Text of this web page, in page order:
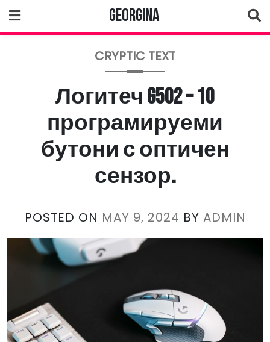
to
content
Georgina
CRYPTIC TEXT
Логитеч G502 – 10
програмируеми
бутони с оптичен
сензор.
POSTED ON MAY 9, 2024 BY ADMIN